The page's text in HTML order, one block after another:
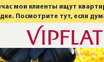
мои клиенты ищут
Посмотрите тут, если